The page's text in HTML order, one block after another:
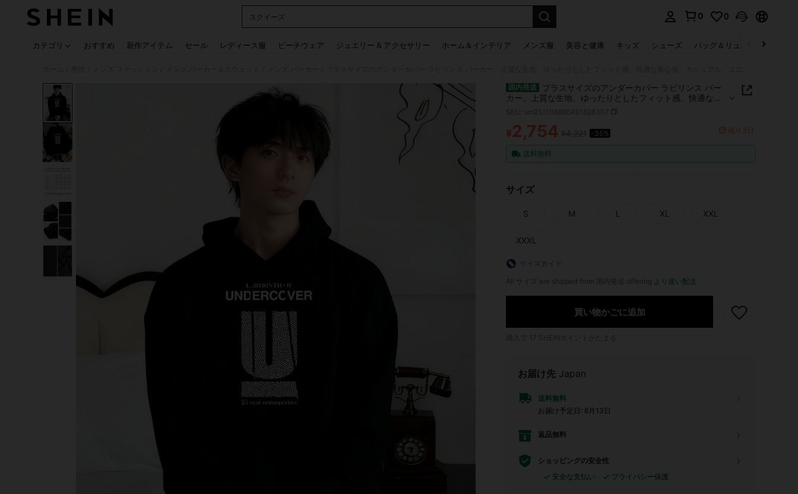
スクイーズ
0 0
カテゴリ おすすめ 新作アイテム セール レディース服 ビーチウェア ジュエリー & アクセサリー ホーム＆インテリア メンズ服 美容と健康 キッズ シューズ バッグ＆リュック
国内発送
プラスサイズのアンダーカバー ラビリンス パー
カー。上質な生地、ゆったりとしたフィット感、快適な着
心地、カジュアル、ユニークなグラフィックプリント。
PRICE AND AVAILABILITY
¥2,754 -35% 残り3日
送料無料
サイズ
S M L XL XXL
XXXL
サイズガイド
All サイズ are shipped from 国内発送 offering より速い配送
買い物かごに追加
17
お届け先 Japan
送料無料
お届け予定日: 8月13日
返品無料
ショッピングの安全性
安全な支払い
プライバシー保護